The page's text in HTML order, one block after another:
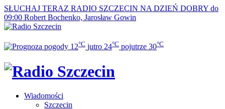
SŁUCHAJ TERAZ RADIO SZCZECIN NA DZIEŃ DOBRY do
09:00 Robert Bochenko, Jarosław Gowin
12°C jutro 24°C pojutrze 30°C
Wiadomości
Szczecin